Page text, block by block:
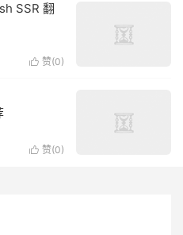
 赞(0)
 赞(0)